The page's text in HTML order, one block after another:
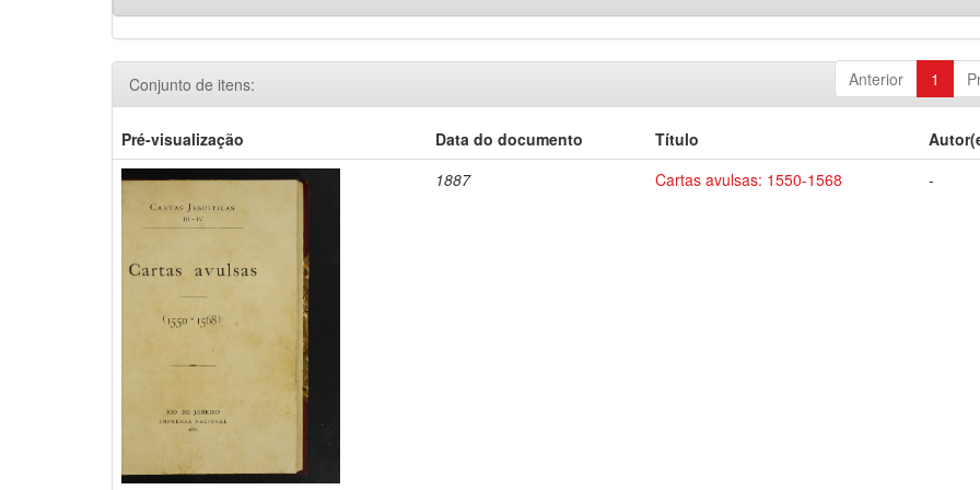
Anterior 1
Conjunto de itens:
Pré-visualização Data do documento Título
1887
Cartas avulsas: 1550-1568 -